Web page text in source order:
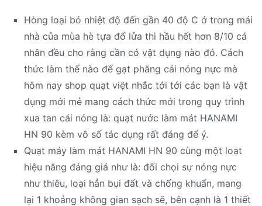
Hòng loại bỏ nhiệt độ đến gần 40 độ C ở trong mái
nhà của mùa hè tựa đổ lửa thì hầu hết hơn 8/10 cá
nhân đều cho rằng cần có vật dụng nào đó. Cách
thức làm thế nào để gạt phăng cái nóng nực mà
hôm nay shop quạt việt nhắc tới tới các bạn là vật
dụng mới mẻ mang cách thức mới trong quy trình
xua tan cái nóng là: quạt nước làm mát HANAMI
HN 90 kèm vô số tác dụng rất đáng để ý.
Quạt máy làm mát HANAMI HN 90 cùng một loạt
hiệu năng đáng giá như là: đối chọi sự nóng nực
như thiêu, loại hẳn bụi đất và chống khuẩn, mang
lại 1 khoảng không gian sạch sẽ, bên cạnh là 1 thiết